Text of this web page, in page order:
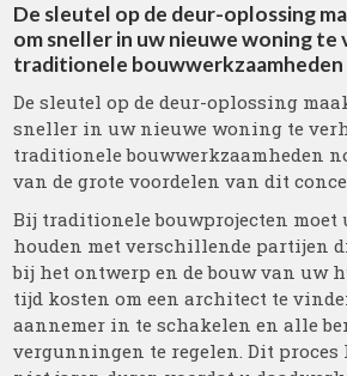
De sleutel op de deur-oplossing
om sneller in uw nieuwe woning te
traditionele bouwwerkzaamheden
De sleutel op de deur-oplossing
sneller in uw nieuwe woning te
traditionele bouwwerkzaamheden
van de grote voordelen van dit
Bij traditionele bouwprojecten moet
houden met verschillende partijen
bij het ontwerp en de bouw van uw
tijd kosten om een architect te
aannemer in te schakelen en alle
vergunningen te regelen. Dit proces